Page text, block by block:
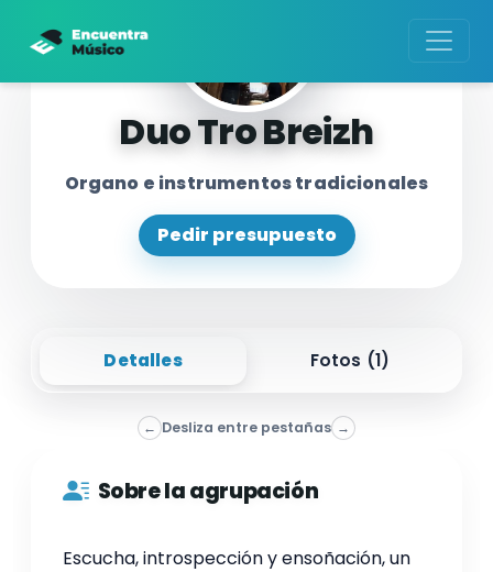
Duo Tro Breizh
Organo e instrumentos tradicionales
Pedir presupuesto
Detalles Fotos (1)
← Desliza entre pestañas →
Sobre la agrupación
Escucha, introspección y ensoñación, un